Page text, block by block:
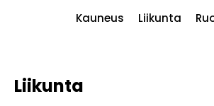
Kauneus Liikunta
Liikunta